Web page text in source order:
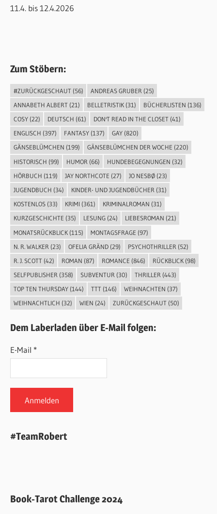
11.4. bis 12.4.2026
Zum Stöbern:
#ZURÜCKGESCHAUT(56) ANDREAS GRUBER (25)
ANNABETH ALBERT(21) BELLETRISTIK(31) BÜCHERLISTEN (136)
COSY(22) DEUTSCH (61) DON'T READ IN THE CLOSET(41)
ENGLISCH (397) FANTASY(137) GAY(820)
GÄNSEBLÜMCHEN (199) GÄNSEBLÜMCHEN DER WOCHE (220)
HISTORISCH (99) HUMOR (66) HUNDEBEGEGNUNGEN (32)
HÖRBUCH (119) JAY NORTHCOTE (27) JO NESBØ(23)
JUGENDBUCH (34) KINDER- UND JUGENDBÜCHER (31)
KOSTENLOS(33) KRIMI(361) KRIMINALROMAN (31)
KURZGESCHICHTE (35) LESUNG(24) LIEBESROMAN (21)
MONATSRÜCKBLICK(115) MONTAGSFRAGE (97)
N. R. WALKER (23) OFELIA GRÄND(29) PSYCHOTHRILLER (52)
R. J. SCOTT(42) ROMAN (87) ROMANCE (846) RÜCKBLICK(98)
SELFPUBLISHER (358) SUBVENTUR (30) THRILLER (443)
TOP TEN THURSDAY(144) TTT(146) WEIHNACHTEN (37)
WEIHNACHTLICH (32) WIEN (24) ZURÜCKGESCHAUT(50)
Dem Laberladen über E-Mail folgen:
E-Mail *
#TeamRobert
Book-Tarot Challenge 2024